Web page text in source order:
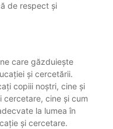
de respect și
care găzduiește
și cercetării.
copiii noștri, cine și
cine și cum
la lumea în
și cercetare.